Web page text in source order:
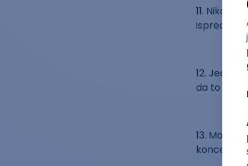
11. Niko
ispred
12. Jedite
da to
13. Možda
koncem,